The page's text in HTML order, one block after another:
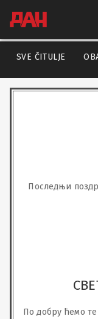
SVE ČITULJE
Последњи
По добру ћемо те